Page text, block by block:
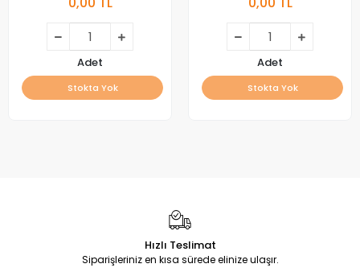
Adet
Stokta Yok
Adet
Stokta Yok
Hızlı Teslimat
Siparişleriniz en kısa sürede elinize ulaşır.